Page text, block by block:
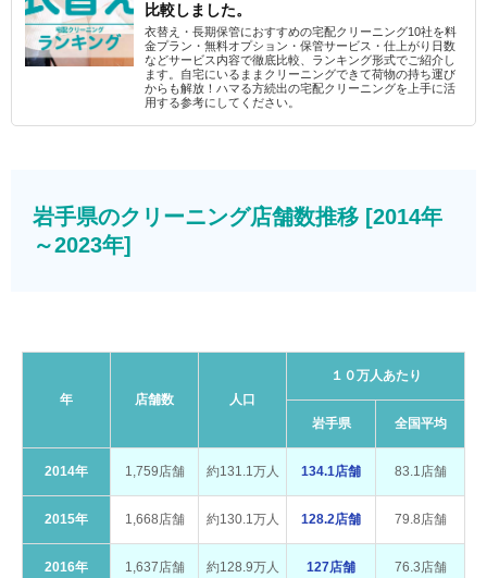
比較しました。
衣替え・長期保管におすすめの宅配クリーニング10社を料
金プラン・無料オプション・保管サービス・仕上がり日数
などサービス内容で徹底比較、ランキング形式でご紹介し
ます。自宅にいるままクリーニングできて荷物の持ち運び
からも解放！ハマる方続出の宅配クリーニングを上手に活
用する参考にしてください。
岩手県のクリーニング店舗数推移 [2014年
～2023年]
年 店舗数 人口
１０万人あたり
岩手県 全国平均
2014年 1,759店舗 約131.1万人 134.1店舗 83.1店舗
2015年 1,668店舗 約130.1万人 128.2店舗 79.8店舗
2016年 1,637店舗 約128.9万人 127店舗 76.3店舗